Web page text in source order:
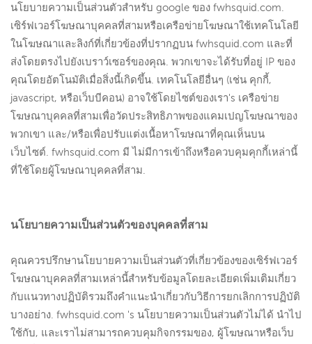
นโยบายความเป็นส่วนตัวสำหรับ google ของ fwhsquid.com.
เซิร์ฟเวอร์โฆษณาบุคคลที่สามหรือเครือข่ายโฆษณาใช้เทคโนโลยี
ในโฆษณาและลิงก์ที่เกี่ยวข้องที่ปรากฏบน fwhsquid.com และที่
ส่งโดยตรงไปยังเบราว์เซอร์ของคุณ. พวกเขาจะได้รับที่อยู่ IP ของ
คุณโดยอัตโนมัติเมื่อสิ่งนี้เกิดขึ้น. เทคโนโลยีอื่นๆ (เช่น คุกกี้,
javascript, หรือเว็บบีคอน) อาจใช้โดยไซต์ของเรา's เครือข่าย
โฆษณาบุคคลที่สามเพื่อวัดประสิทธิภาพของแคมเปญโฆษณาของ
พวกเขา และ/หรือเพื่อปรับแต่งเนื้อหาโฆษณาที่คุณเห็นบน
เว็บไซต์. fwhsquid.com มี ไม่มีการเข้าถึงหรือควบคุมคุกกี้เหล่านี้
ที่ใช้โดยผู้โฆษณาบุคคลที่สาม.
นโยบายความเป็นส่วนตัวของบุคคลที่สาม
คุณควรปรึกษานโยบายความเป็นส่วนตัวที่เกี่ยวข้องของเซิร์ฟเวอร์
โฆษณาบุคคลที่สามเหล่านี้สำหรับข้อมูลโดยละเอียดเพิ่มเติมเกี่ยว
กับแนวทางปฏิบัติรวมถึงคำแนะนำเกี่ยวกับวิธีการยกเลิกการปฏิบัติ
บางอย่าง. fwhsquid.com 's นโยบายความเป็นส่วนตัวไม่ได้ นำไป
ใช้กับ, และเราไม่สามารถควบคุมกิจกรรมของ, ผู้โฆษณาหรือเว็บ